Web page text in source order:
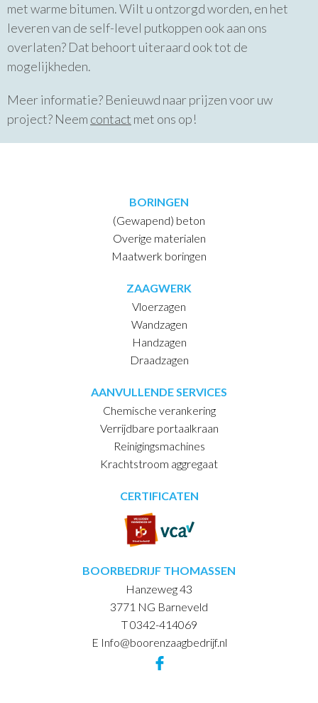
met warme bitumen. Wilt u ontzorgd worden, en het
leveren van de self-level putkoppen ook aan ons
overlaten? Dat behoort uiteraard ook tot de
mogelijkheden.
Meer informatie? Benieuwd naar prijzen voor uw
project? Neem contact met ons op!
BORINGEN
(Gewapend) beton
Overige materialen
Maatwerk boringen
ZAAGWERK
Vloerzagen
Wandzagen
Handzagen
Draadzagen
AANVULLENDE SERVICES
Chemische verankering
Verrijdbare portaalkraan
Reinigingsmachines
Krachtstroom aggregaat
CERTIFICATEN
BOORBEDRIJF THOMASSEN
Hanzeweg 43
3771 NG Barneveld
T 0342-414069
E Info@boorenzaagbedrijf.nl